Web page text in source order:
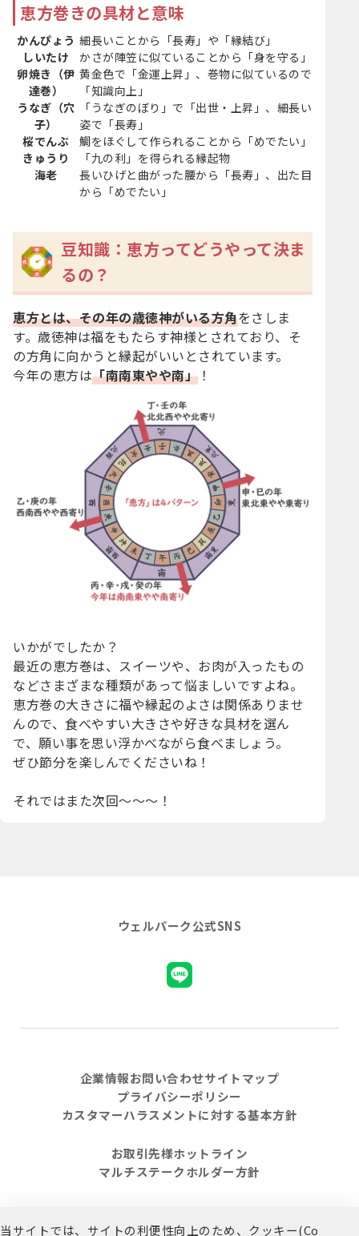
当サイトでは、サイトの利便性向上のため、クッキー(Co
恵方巻きの具材と意味
かんぴょう 細長いことから「長寿」や「縁結び」
しいたけ
かさが陣笠に似ていることから「身を守る」
卵焼き（伊
達巻）
黄金色で「金運上昇」、巻物に似ているので
「知識向上」
うなぎ（穴
子）
「うなぎのぼり」で「出世・上昇」、細長い
姿で「長寿」
桜でんぶ
鯛をほぐして作られることから「めでたい」
きゅうり
「九の利」を得られる縁起物
海老
長いひげと曲がった腰から「長寿」、出た目
から「めでたい」
豆知識：恵方ってどうやって決ま
るの？
恵方とは、その年の歳徳神がいる方角をさしま
す。歳徳神は福をもたらす神様とされており、そ
の方角に向かうと縁起がいいとされています。
今年の恵方は「南南東やや南」 ！
いかがでしたか？
最近の恵方巻は、スイーツや、お肉が入ったもの
などさまざまな種類があって悩ましいですよね。
恵方巻の大きさに福や縁起のよさは関係ありませ
んので、食べやすい大きさや好きな具材を選ん
で、願い事を思い浮かべながら食べましょう。
ぜひ節分を楽しんでくださいね！
それではまた次回～～～！
ウェルパーク公式SNS
企業情報お問い合わせサイトマップ
プライバシーポリシー
カスタマーハラスメントに対する基本方針
お取引先様ホットライン
マルチステークホルダー方針